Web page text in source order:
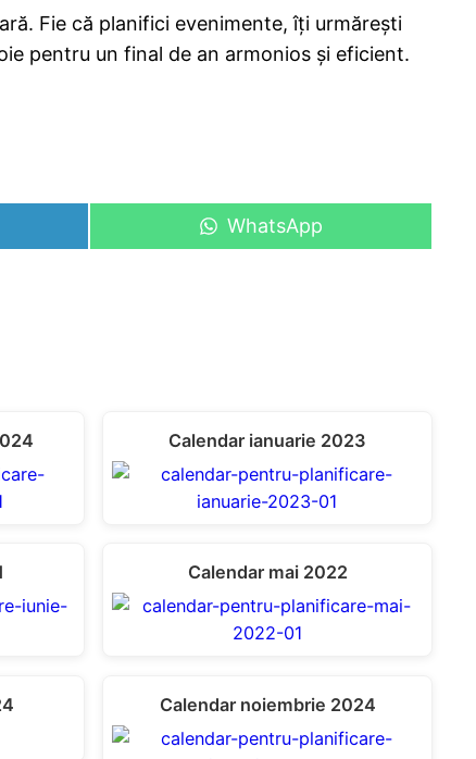
Fie că planifici evenimente, îți urmărești
pentru un final de an armonios și eficient.
Share
on
WhatsApp
Calendar ianuarie 2023
Calendar mai 2022
Calendar noiembrie 2024